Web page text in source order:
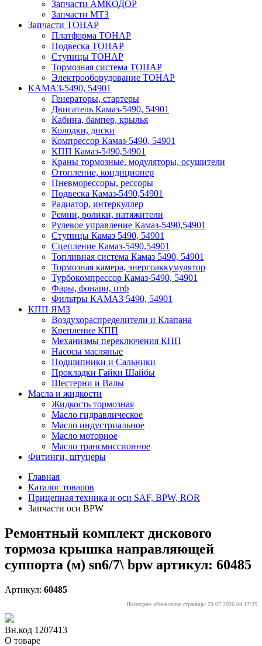
Запчасти АМКОДОР
Запчасти МТЗ
Запчасти ТОНАР
Платформа ТОНАР
Подвеска ТОНАР
Ступицы ТОНАР
Тормозная система ТОНАР
Электрооборудование ТОНАР
КАМАЗ-5490, 54901
Генераторы, стартеры
Двигатель Камаз-5490, 54901
Кабина, бампер, крылья
Колодки, диски
Компрессор Камаз-5490, 54901
КПП Камаз-5490,54901
Краны тормозные, модуляторы, осушители
Отопление, кондиционер
Пневморессоры, рессоры
Подвеска Камаз-5490,54901
Радиатор, интеркуллер
Ремни, ролики, натяжители
Рулевое управление Камаз-5490,54901
Ступицы Камаз 5490, 54901
Сцепление Камаз-5490,54901
Топливная система Камаз 5490, 54901
Тормозная камера, энергоаккумулятор
Турбокомпрессор Камаз-5490, 54901
Фары, фонари, птф
Фильтры КАМАЗ 5490, 54901
КПП ЯМЗ
Воздухораспределители и Клапана
Крепление КПП
Механизмы переключения КПП
Насосы масляные
Подшипники и Сальники
Прокладки Гайки Шайбы
Шестерни и Валы
Масла и жидкости
Жидкость тормозная
Масло гидравлическое
Масло индустриальное
Масло моторное
Масло трансмиссионное
Фитинги, штуцеры
Главная
Каталог товаров
Прицепная техника и оси SAF, BPW, ROR
Запчасти оси BPW
Ремонтный комплект дискового
тормоза крышка направляющей
суппорта (м) sn6/7\ bpw артикул: 60485
Артикул: 60485
Последнее обновление страницы 29.07.2026 04:17:25
Вн.код 1207413
О товаре